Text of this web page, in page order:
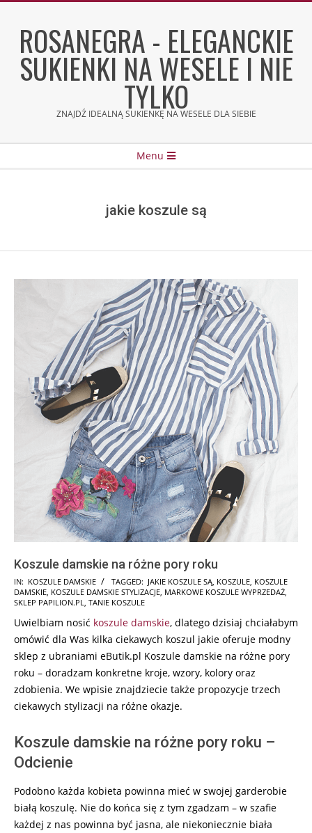
contentROSANEGRA - ELEGANCKIE
SUKIENKI NA WESELE I NIE
TYLKO
ZNAJDŹ IDEALNĄ SUKIENKĘ NA WESELE DLA SIEBIE
Menu
jakie koszule są
Koszule damskie na różne pory roku
2026-
01-
IN: KOSZULE DAMSKIE TAGGED: JAKIE KOSZULE SĄ KOSZULE KOSZULE
DAMSKIE KOSZULE DAMSKIE STYLIZACJE MARKOWE KOSZULE WYPRZEDAŻ
SKLEP PAPILION.PL
TANIE KOSZULE
Uwielbiam nosić koszule damskie, dlatego dzisiaj chciałabym
omówić dla Was kilka ciekawych koszul jakie oferuje modny
sklep z ubraniami eButik.pl Koszule damskie na różne pory
roku – doradzam konkretne kroje, wzory, kolory oraz
zdobienia. We wpisie znajdziecie także propozycje trzech
ciekawych stylizacji na różne okazje.
Koszule damskie na różne pory roku –
Odcienie
Podobno każda kobieta powinna mieć w swojej garderobie
białą koszulę. Nie do końca się z tym zgadzam – w szafie
każdej z nas powinna być jasna, ale niekoniecznie biała